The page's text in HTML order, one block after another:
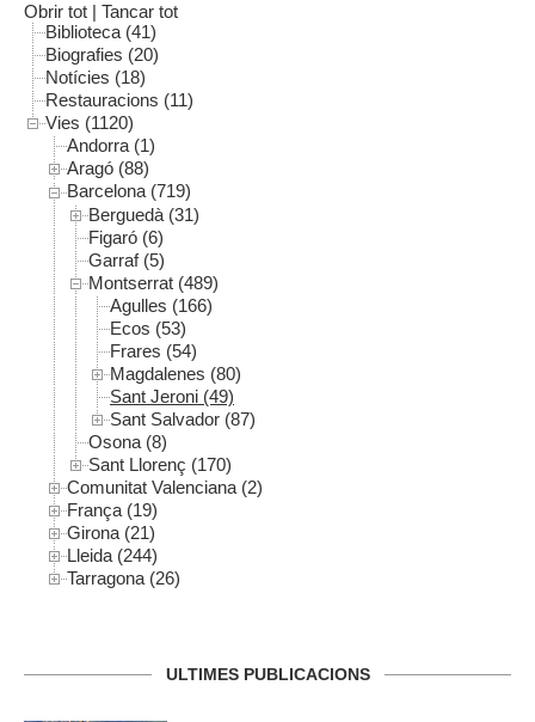
Obrir tot | Tancar tot
Biblioteca (41)
Biografies (20)
Notícies (18)
Restauracions (11)
Vies (1120)
Andorra (1)
Aragó (88)
Barcelona (719)
Berguedà (31)
Figaró (6)
Garraf (5)
Montserrat (489)
Agulles (166)
Ecos (53)
Frares (54)
Magdalenes (80)
Sant Jeroni (49)
Sant Salvador (87)
Osona (8)
Sant Llorenç (170)
Comunitat Valenciana (2)
França (19)
Girona (21)
Lleida (244)
Tarragona (26)
ULTIMES PUBLICACIONS